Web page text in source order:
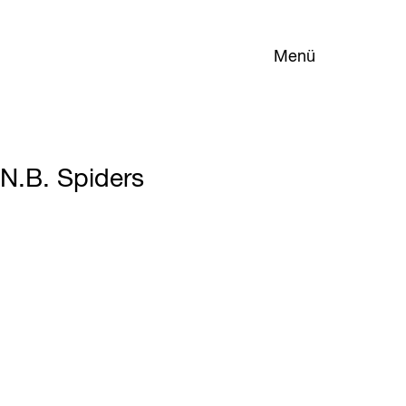
Menü
N.B. Spiders